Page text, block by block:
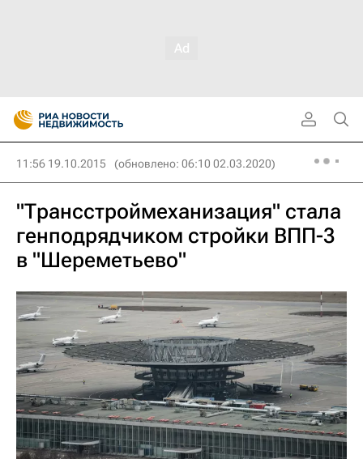
11:56 19.10.2015 (обновлено: 06:10 02.03.2020)
"Трансстроймеханизация" стала
генподрядчиком стройки ВПП-3
в "Шереметьево"